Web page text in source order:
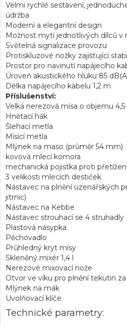
Velmi rychlé sestavení,
údržba
Moderní a elegantní design
Možnost mytí jednotlivých dílců v
Světelná signalizace provozu
Protiskluzové nožky zajišťující
Prostor pro navinutí napájecího
Úroveň akustického hluku 85
Délka napájecího kabelu 1,2 m
Příslušenství:
Velká nerezová mísa o objemu 4,5
Hnětací hák
Šlehací metla
Mísící metla
Mlýnek na maso (průměr 54 mm)
kovová mlecí komora
mechanická pojistka proti
3 velikosti mlecích destiček
Nástavec na plnění uzenářských
jitrnic)
Nástavec na Kebbe
Nástavec strouhací se 4 struhadly
Plastová násypka
Pěchovadlo
Průhledný kryt mísy
Skleněný mixér 1,4 l
Nerezové mixovací nože
Otvor ve víku pro plnění tekutin
Mlýnek na mák
Uvolňovací klíče
Technické parametry: